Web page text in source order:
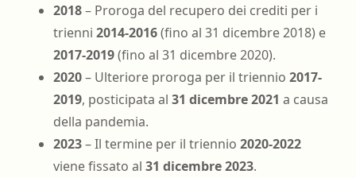
2018– Proroga del recupero dei crediti per i
trienni 2014-2016(fino al 31 dicembre 2018) e
2017-2019(fino al 31 dicembre 2020).
2020– Ulteriore proroga per il triennio 2017-
2019, posticipata al 31 dicembre 2021 a causa
della pandemia.
2023– Il termine per il triennio 2020-2022
viene fissato al 31 dicembre 2023.